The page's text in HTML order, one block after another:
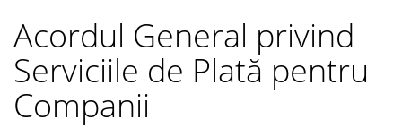
Acordul General privind
Serviciile de Plată pentru
Companii